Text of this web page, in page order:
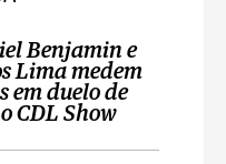
Benjamin e
Lima medem
em duelo de
CDL Show